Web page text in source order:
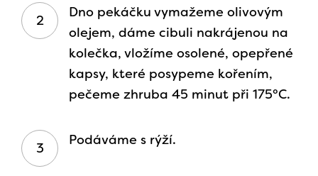
Dno pekáčku vymažeme olivovým
olejem, dáme cibuli nakrájenou na
kolečka, vložíme osolené, opepřené
kapsy, které posypeme kořením,
pečeme zhruba 45 minut při 175°C.
Podáváme s rýží.